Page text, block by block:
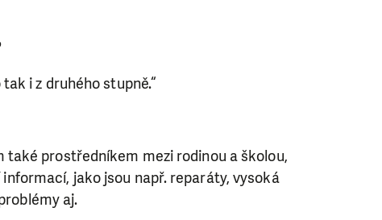
i z druhého stupně.“
také prostředníkem mezi rodinou a školou,
jako jsou např. reparáty, vysoká
aj.